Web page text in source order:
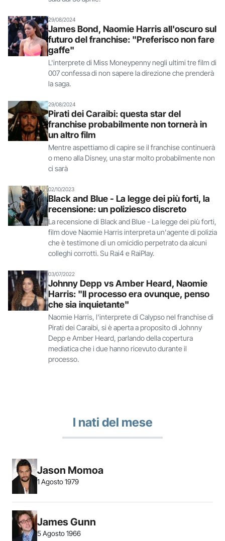
29/08/2024
James Bond, Naomie Harris all'oscuro sul
futuro del franchise: "Preferisco non fare
gaffe"
L'interprete di Miss Moneypenny negli ultimi tre film di
007 confessa di non sapere la direzione che prenderà
la saga.
29/08/2024
Pirati dei Caraibi: questa star del
franchise probabilmente non tornerà in
un altro film
Mentre aspettiamo di capire se il franchise continuerà
o meno alla Disney, una star molto probabilmente non
ci sarà
02/10/2023
Black and Blue - La legge dei più forti, la
recensione: un poliziesco discreto
La recensione di Black and Blue - La legge dei più forti,
film dove Naomie Harris interpreta un'agente di polizia
che è testimone di un omicidio perpetrato da alcuni
colleghi corrotti. Su Rai4 e RaiPlay.
03/07/2022
Johnny Depp vs Amber Heard, Naomie
Harris: "Il processo era ovunque, penso
che sia inquietante"
Naomie Harris, l'interprete di Calypso nel franchise di
Pirati dei Caraibi, si è aperta a proposito di Johnny
Depp e Amber Heard, parlando della copertura
mediatica che i due hanno ricevuto durante il
processo.
I nati del mese
Jason Momoa
1 Agosto 1979
James Gunn
5 Agosto 1966